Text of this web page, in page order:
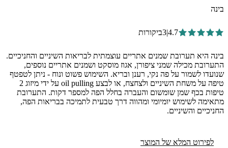
בינה
4.7
|
3ביקורות
בינה היא תערובת שמנים אתריים עוצמתית לבריאות השיניים והחניכיים.
התערובת מכילה שמני ציפורן, אגוז מוסקט ושמנים אתריים נוספים,
שנועדו לשמור על פה נקי, רענן ובריא. השימוש פשוט ונוח - ניתן לטפטף
טיפה על משחת השיניים ולצחצח, או לבצע oil pulling על ידי מיזוג 2
טיפות בכף שמן שומשום והעברה בחלל הפה למספר דקות. התערובת
מתאימה לשימוש יומיומי ומהווה דרך טבעית לתמיכה בבריאות הפה,
החניכיים והשיניים.
לפירוט המלא של המוצר